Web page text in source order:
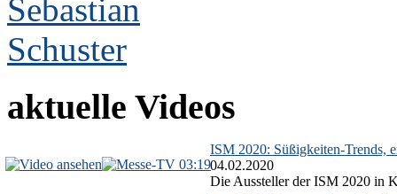
aktuelle Videos
03:19
ISM 2020: Süßigkeiten-Trends,
04.02.2020
Die Aussteller der ISM 2020 in